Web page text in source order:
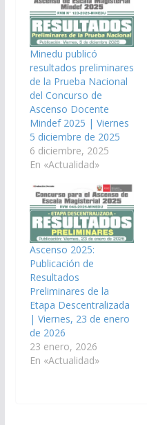
Minedu publicó
resultados preliminares
de la Prueba Nacional
del Concurso de
Ascenso Docente
Mindef 2025 | Viernes
5 diciembre de 2025
6 diciembre, 2025
En «Actualidad»
Ascenso 2025:
Publicación de
Resultados
Preliminares de la
Etapa Descentralizada
| Viernes, 23 de enero
de 2026
23 enero, 2026
En «Actualidad»